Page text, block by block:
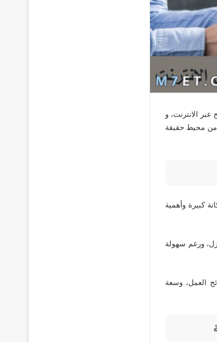
عبر الانترنت، و
محيط حقيقة
كبيرة وأهمية
ورغم سهولة
العمل، وسعة